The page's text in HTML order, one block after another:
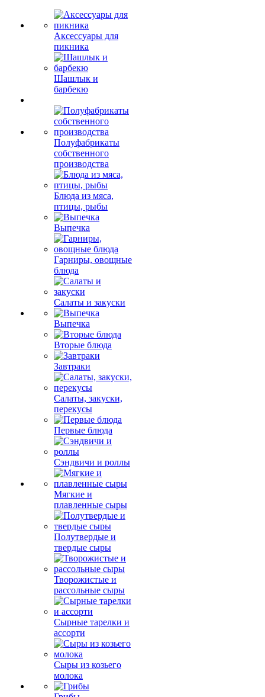
Аксессуары для
пикника
Шашлык и
барбекю
Полуфабрикаты
собственного
производства
Блюда из мяса,
птицы, рыбы
Выпечка
Гарниры, овощные
блюда
Салаты и закуски
Выпечка
Вторые блюда
Завтраки
Салаты, закуски,
перекусы
Первые блюда
Сэндвичи и роллы
Мягкие и
плавленные сыры
Полутвердые и
твердые сыры
Творожистые и
рассольные сыры
Сырные тарелки и
ассорти
Сыры из козьего
молока